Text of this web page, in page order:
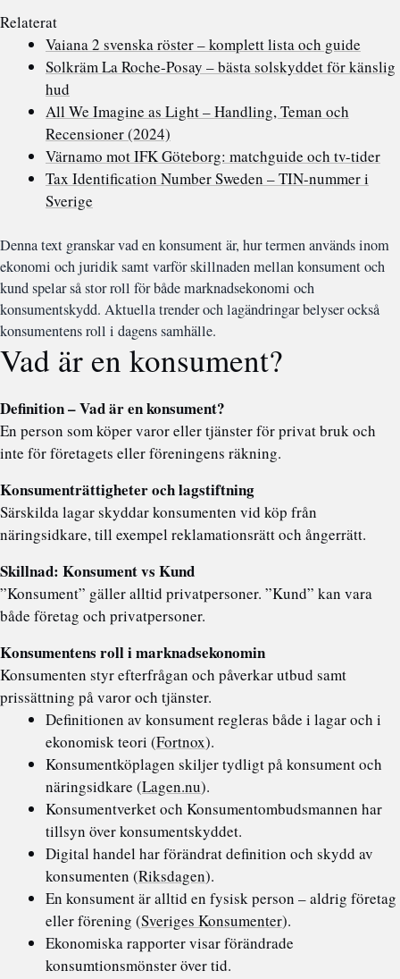
Relaterat
Vaiana 2 svenska röster – komplett lista och guide
Solkräm La Roche-Posay – bästa solskyddet för känslig
hud
All We Imagine as Light – Handling, Teman och
Recensioner (2024)
Värnamo mot IFK Göteborg: matchguide och tv-tider
Tax Identification Number Sweden – TIN-nummer i
Sverige
Denna text granskar vad en konsument är, hur termen används inom
ekonomi och juridik samt varför skillnaden mellan konsument och
kund spelar så stor roll för både marknadsekonomi och
konsumentskydd. Aktuella trender och lagändringar belyser också
konsumentens roll i dagens samhälle.
Vad är en konsument?
Definition – Vad är en konsument?
En person som köper varor eller tjänster för privat bruk och
inte för företagets eller föreningens räkning.
Konsumenträttigheter och lagstiftning
Särskilda lagar skyddar konsumenten vid köp från
näringsidkare, till exempel reklamationsrätt och ångerrätt.
Skillnad: Konsument vs Kund
”Konsument” gäller alltid privatpersoner. ”Kund” kan vara
både företag och privatpersoner.
Konsumentens roll i marknadsekonomin
Konsumenten styr efterfrågan och påverkar utbud samt
prissättning på varor och tjänster.
Definitionen av konsument regleras både i lagar och i
ekonomisk teori (Fortnox).
Konsumentköplagen skiljer tydligt på konsument och
näringsidkare (Lagen.nu).
Konsumentverket och Konsumentombudsmannen har
tillsyn över konsumentskyddet.
Digital handel har förändrat definition och skydd av
konsumenten (Riksdagen).
En konsument är alltid en fysisk person – aldrig företag
eller förening (Sveriges Konsumenter).
Ekonomiska rapporter visar förändrade
konsumtionsmönster över tid.